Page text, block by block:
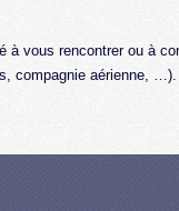
vous rencontrer ou à
compagnie aérienne, …).